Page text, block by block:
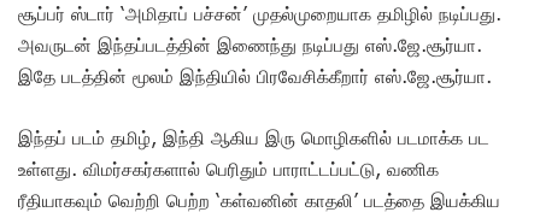
சூப்பர் ஸ்டார் ‘அமிதாப் பச்சன்’ முதல்முறையாக தமிழில் நடிப்பது.
அவருடன் இந்தப்படத்தின் இணைந்து நடிப்பது எஸ்.ஜே.சூர்யா.
இதே படத்தின் மூலம் இந்தியில் பிரவேசிக்கீறார் எஸ்.ஜே.சூர்யா.
இந்தப் படம் தமிழ், இந்தி ஆகிய இரு மொழிகளில் படமாக்க பட
உள்ளது. விமர்சகர்களால் பெரிதும் பாராட்டப்பட்டு, வணிக
ரீதியாகவும் வெற்றி பெற்ற ‘கள்வனின் காதலி’ படத்தை இயக்கிய